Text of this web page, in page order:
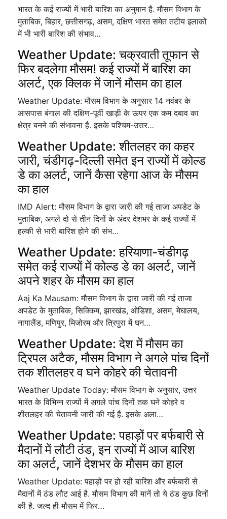
भारत के कई राज्यों में भारी बारिश का अनुमान है. मौसम विभाग के
मुताबिक, बिहार, छत्तीसगढ़, असम, दक्षिण भारत समेत तटीय इलाकों
में भी भारी बारिश की संभाव…
Weather Update: चक्रवाती तूफान से
फिर बदलेगा मौसम! कई राज्यों में बारिश का
अलर्ट, एक क्लिक में जानें मौसम का हाल
Weather Update: मौसम विभाग के अनुसार 14 नवंबर के
आसपास बंगाल की दक्षिण-पूर्वी खाड़ी के ऊपर एक कम दबाव का
क्षेत्र बनने की संभावना है. इसके पश्चिम-उत्तर…
Weather Update: शीतलहर का कहर
जारी, चंडीगढ़-दिल्ली समेत इन राज्यों में कोल्ड
डे का अलर्ट, जानें कैसा रहेगा आज के मौसम
का हाल
IMD Alert: मौसम विभाग के द्वारा जारी की गई ताजा अपडेट के
मुताबिक, अगले दो से तीन दिनों के अंदर देशभर के कई राज्यों में
हल्की से भारी बारिश होने की संभ…
Weather Update: हरियाणा-चंडीगढ़
समेत कई राज्यों में कोल्ड डे का अलर्ट, जानें
अपने शहर के मौसम का हाल
Aaj Ka Mausam: मौसम विभाग के द्वारा जारी की गई ताजा
अपडेट के मुताबिक, सिक्किम, झारखंड, ओडिशा, असम, मेघालय,
नागालैंड, मणिपुर, मिजोरम और त्रिपुरा में घन…
Weather Update: देश में मौसम का
ट्रिपल अटैक, मौसम विभाग ने अगले पांच दिनों
तक शीतलहर व घने कोहरे की चेतावनी
Weather Update Today: मौसम विभाग के अनुसार, उत्तर
भारत के विभिन्न राज्यों में अगले पांच दिनों तक घने कोहरे व
शीतलहर की चेतावनी जारी की गई है. इसके अला…
Weather Update: पहाड़ों पर बर्फबारी से
मैदानों में लौटी ठंड, इन राज्यों में आज बारिश
का अलर्ट, जानें देशभर के मौसम का हाल
Weather Update: पहाड़ों पर हो रही बारिश और बर्फबारी से
मैदानों में ठंड लौट आई है. मौसम विभाग की मानें तो ये ठंड कुछ दिनों
की है. जल्द ही मौसम में फिर…